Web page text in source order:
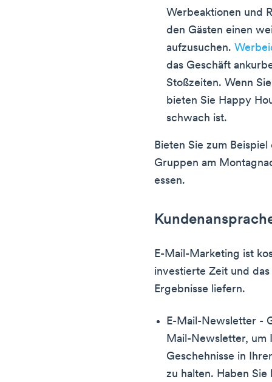
Werbeaktionen und
den Gästen einen
aufzusuchen.
das Geschäft
Stoßzeiten. Wenn
bieten Sie Happy
schwach ist.
Bieten Sie zum
Gruppen am
essen.
E-Mail-Marketing ist
investierte Zeit und
Ergebnisse liefern.
E-Mail-Newsletter -
Mail-Newsletter, um
Geschehnisse in
zu halten. Haben